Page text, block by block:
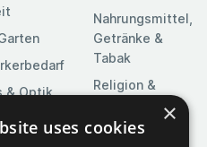
& Optik
Nahrungsmittel,
Getränke &
Tabak
Religion &
Feierlichkeiten
Software
×
uses cookies